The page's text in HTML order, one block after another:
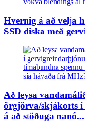
Hvernig á að velja
SSD diska með
Að leysa
örgjörva/skjákorts
á að stöðuga nanó...